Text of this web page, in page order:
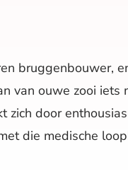
bruggenbouwer,
van ouwe zooi iets
zich door
die medische